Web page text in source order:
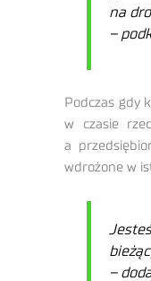
na
–
Podczas gdy
w czasie
a
wdrożone w
–